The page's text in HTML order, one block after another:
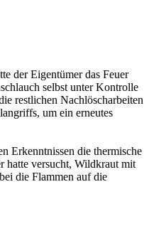
der Eigentümer das Feuer
selbst unter Kontrolle
restlichen Nachlöscharbeiten
um ein erneutes
Erkenntnissen die thermische
hatte versucht, Wildkraut mit
die Flammen auf die